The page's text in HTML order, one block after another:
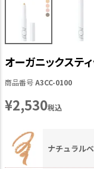
オーガニックステ
商品番号A3CC-0100
¥2,530税込
ナチュラル